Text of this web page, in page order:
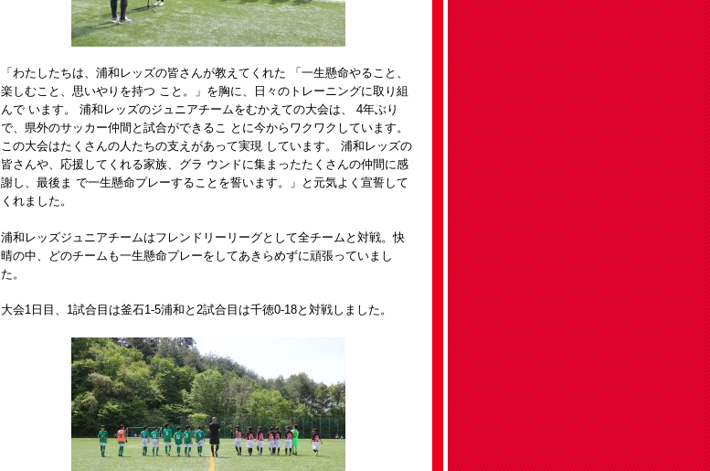
「わたしたちは、浦和レッズの皆さんが教えてくれた 「一生懸命やること、
楽しむこと、思いやりを持つ こと。」を胸に、日々のトレーニングに取り組
んで います。 浦和レッズのジュニアチームをむかえての大会は、 4年ぶり
で、県外のサッカー仲間と試合ができるこ とに今からワクワクしています。
この大会はたくさんの人たちの支えがあって実現 しています。 浦和レッズの
皆さんや、応援してくれる家族、グラ ウンドに集まったたくさんの仲間に感
謝し、最後ま で一生懸命プレーすることを誓います。」と元気よく宣誓して
くれました。
浦和レッズジュニアチームはフレンドリーリーグとして全チームと対戦。快
晴の中、どのチームも一生懸命プレーをしてあきらめずに頑張っていまし
た。
大会1日目、1試合目は釜石1-5浦和と2試合目は千徳0-18と対戦しました。